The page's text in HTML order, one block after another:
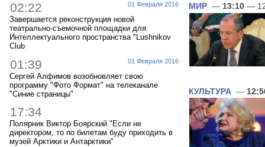
01 Февраля 2016
02:22
Завершается реконструкция новой
театрально-съемочной площадки для
Интеллектуального пространства "Lushnikov
Club
01 Февраля 2016
01:39
Сергей Алфимов возобновляет свою
программу "Фото Формат" на телеканале
"Синие страницы"
17:34
Полярник Виктор Боярский "Если не
директором, то по билетам буду приходить в
музей Арктики и Антарктики"
МИР — 13:10 —
КУЛЬТУРА —